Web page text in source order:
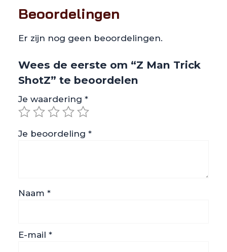
Beoordelingen
Er zijn nog geen beoordelingen.
Wees de eerste om “Z Man Trick
ShotZ” te beoordelen
Je waardering *
Je beoordeling *
Naam *
E-mail *